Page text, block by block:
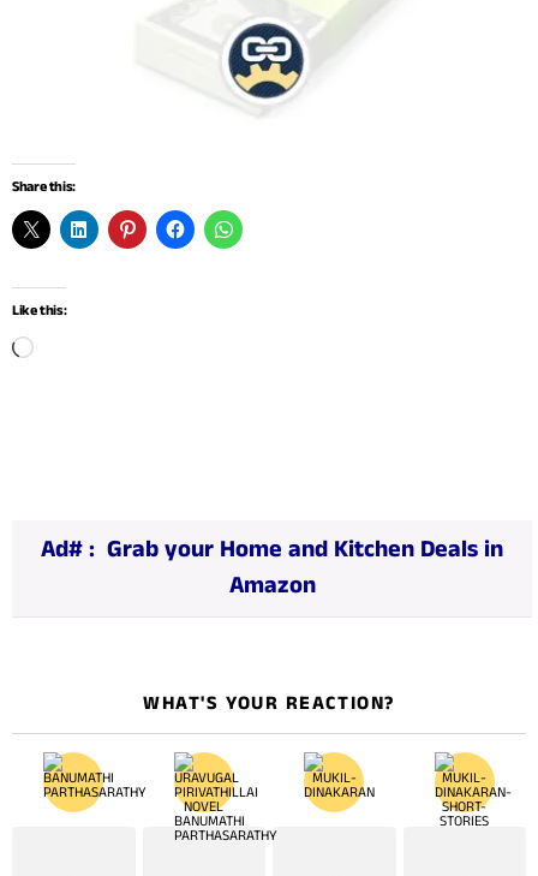
Share this:
Like this:
Ad# : Grab your Home and Kitchen Deals in
Amazon
WHAT'S YOUR REACTION?